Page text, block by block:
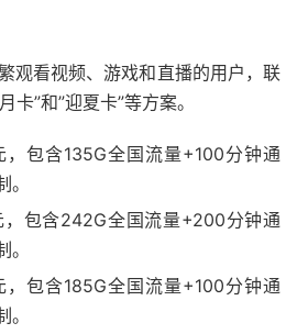
观看视频、游戏和直播的用户，联
卡”和”迎夏卡”等方案。
包含135G全国流量+100分钟通
包含242G全国流量+200分钟通
包含185G全国流量+100分钟通